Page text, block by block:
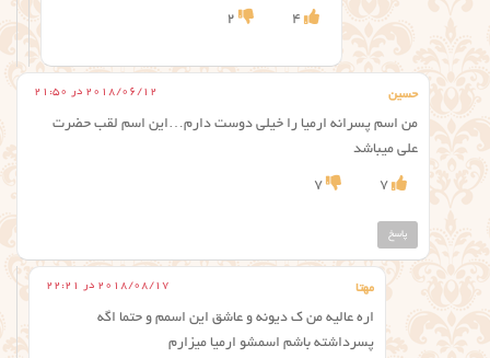
4
2
حسین 2018/06/12 در 21:50
من اسم پسرانه ارمیا را خیلی دوست دارم…این اسم لقب حضرت
علی میباشد
7
7
پاسخ
مهتا 2018/08/17 در 22:21
اره عالیه من ک دیونه و عاشق این اسمم و حتما اگه
پسرداشته باشم اسمشو ارمیا میزارم